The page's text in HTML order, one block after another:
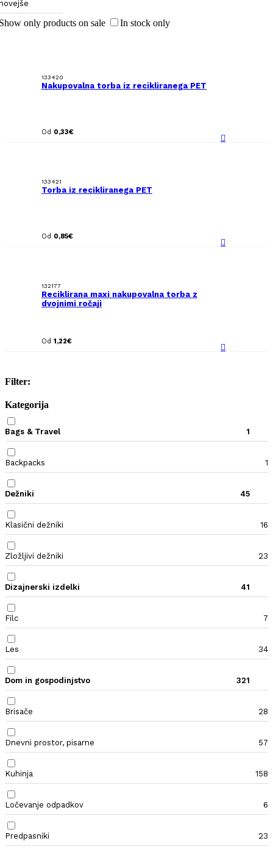
only products on sale In stock only
133420
Nakupovalna torba iz recikliranega PET
Od 0,33€
133421
Torba iz recikliranega PET
Od 0,85€
132177
Reciklirana maxi nakupovalna torba z
dvojnimi ročaji
Od 1,22€
Filter:
Kategorija
Bags & Travel 1
Backpacks 1
Dežniki 45
Klasični dežniki 16
Zložljivi dežniki 23
Dizajnerski izdelki 41
Filc 7
Les 34
Dom in gospodinjstvo 321
Brisače 28
Dnevni prostor, pisarne 57
Kuhinja 158
Ločevanje odpadkov 6
Predpasniki 23